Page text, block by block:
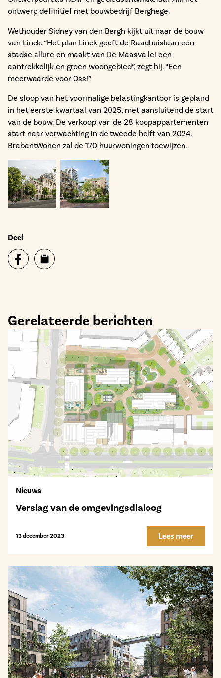
ontwerp definitief met bouwbedrijf Berghege.
Wethouder Sidney van den Bergh kijkt uit naar de bouw
van Linck. “Het plan Linck geeft de Raadhuislaan een
stadse allure en maakt van De Maasvallei een
aantrekkelijk en groen woongebied”, zegt hij. “Een
meerwaarde voor Oss!”
De sloop van het voormalige belastingkantoor is gepland
in het eerste kwartaal van 2025, met aansluitend de start
van de bouw. De verkoop van de 28 koopappartementen
start naar verwachting in de tweede helft van 2024.
BrabantWonen zal de 170 huurwoningen toewijzen.
Deel
Gerelateerde berichten
Nieuws
Verslag van de omgevingsdialoog
13 december 2023 Lees meer